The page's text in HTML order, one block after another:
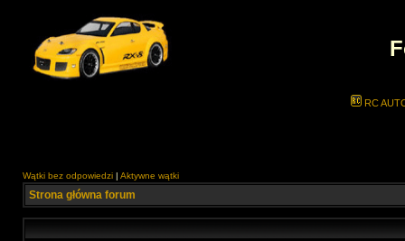
RC
Wątki bez odpowiedzi | Aktywne wątki
Strona główna forum